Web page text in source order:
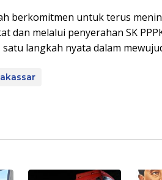
berkomitmen untuk terus
dan melalui penyerahan SK
langkah nyata dalam